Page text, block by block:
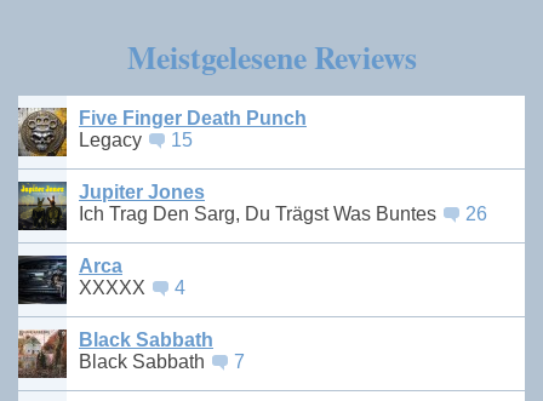
Meistgelesene Reviews
Five Finger Death Punch
Legacy
15
Jupiter Jones
Ich Trag Den Sarg, Du Trägst Was Buntes
26
Arca
XXXXX
4
Black Sabbath
Black Sabbath
7